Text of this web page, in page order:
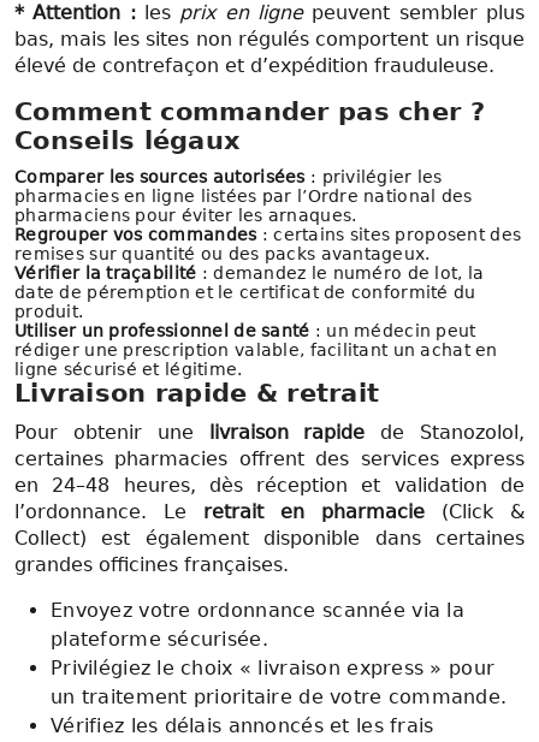
* Attention :les prix en lignepeuvent sembler plus
bas, mais les sites non régulés comportent un risque
élevé de contrefaçon et d’expédition frauduleuse.
Comment commander pas cher ?
Conseils légaux
Comparer les sources autorisées: privilégier les
pharmacies en ligne listées par l’Ordre national des
pharmaciens pour éviter les arnaques.
Regrouper vos commandes: certains sites proposent des
remises sur quantité ou des packs avantageux.
Vérifier la traçabilité : demandez le numéro de lot, la
date de péremption et le certificat de conformité du
produit.
Utiliser un professionnel de santé : un médecin peut
rédiger une prescription valable, facilitant un achat en
ligne sécurisé et légitime.
Livraison rapide & retrait
Pour obtenir une livraison rapide de Stanozolol,
certaines pharmacies offrent des services express
en 24–48 heures, dès réception et validation de
l’ordonnance. Le retrait en pharmacie (Click &
Collect) est également disponible dans certaines
grandes officines françaises.
Envoyez votre ordonnance scannée via la
plateforme sécurisée.
Privilégiez le choix « livraison express » pour
un traitement prioritaire de votre commande.
Vérifiez les délais annoncés et les frais